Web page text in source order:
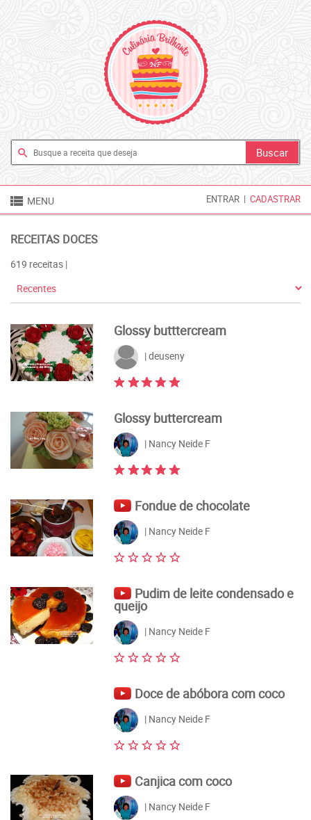
search
 MENU ENTRAR | CADASTRAR
RECEITAS DOCES
619 receitas |
Glossy butttercream
| deuseny
Glossy buttercream
| Nancy Neide F
Fondue de chocolate
| Nancy Neide F
Pudim de leite condensado e
queijo
| Nancy Neide F
Doce de abóbora com coco
| Nancy Neide F
Canjica com coco
| Nancy Neide F